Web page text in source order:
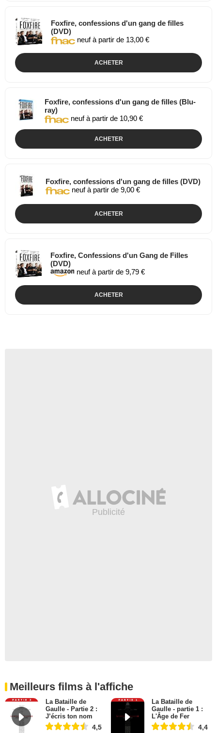
Foxfire, confessions d'un gang de filles
(DVD)
neuf à partir de 13,00 €
ACHETER
Foxfire, confessions d'un gang de filles (Blu-
ray)
neuf à partir de 10,90 €
ACHETER
Foxfire, confessions d'un gang de filles (DVD)
neuf à partir de 9,00 €
ACHETER
Foxfire, Confessions d'un Gang de Filles
(DVD)
neuf à partir de 9,79 €
ACHETER
Meilleurs films à l'affiche
La Bataille de
Gaulle - Partie 2 :
J’écris ton nom
4,5
La Bataille de
Gaulle - partie 1 :
L'Âge de Fer
4,4